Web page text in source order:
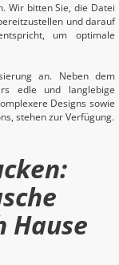
Wir bitten Sie, die Datei
und darauf
um optimale
an. Neben dem
edle und langlebige
Designs sowie
stehen zur Verfügung.
Hause